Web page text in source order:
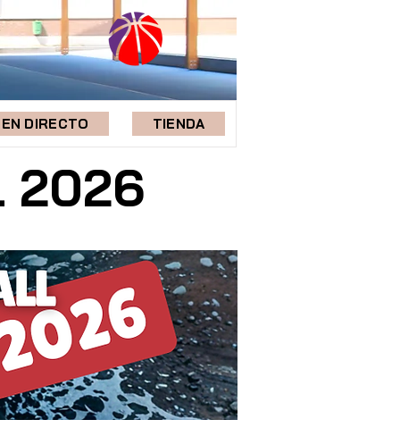
EN DIRECTO TIENDA
2026